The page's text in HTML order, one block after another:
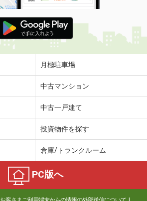
月極駐車場
中古マンション
中古一戸建て
投資物件を探す
倉庫/トランクルーム
PC版へ